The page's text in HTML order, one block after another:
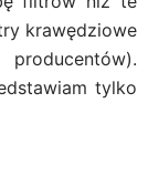
krawędziowe
tylko